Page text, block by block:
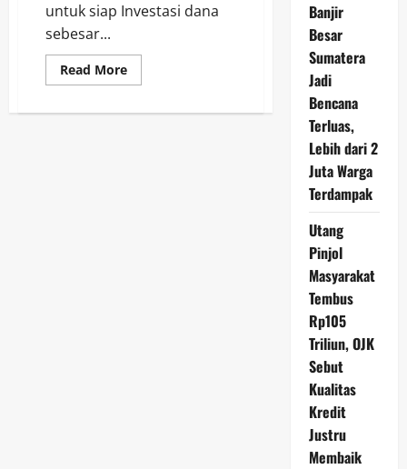
untuk siap Investasi dana
sebesar...
Read MoreRead
more
Siap
Banjir
Besar
Sumatera
Jadi
Bencana
Terluas,
Lebih dari 2
Juta Warga
Terdampak
Utang
Pinjol
Masyarakat
Tembus
Rp105
Triliun, OJK
Sebut
Kualitas
Kredit
Justru
Membaik